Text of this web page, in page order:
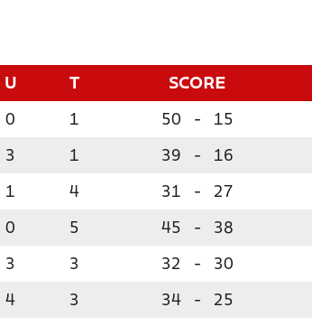
U T SCORE
0 1 50 - 15
3 1 39 - 16
1 4 31 - 27
0 5 45 - 38
3 3 32 - 30
4 3 34 - 25